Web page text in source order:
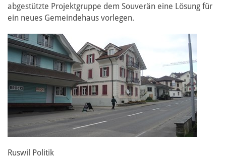
abgestützte Projektgruppe dem Souverän eine Lösung für
ein neues Gemeindehaus vorlegen.
Ruswil Politik